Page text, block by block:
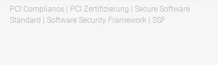
PCI Compliance PCI Zertifizierung
Secure Software
Standard
Software Security Framework SSF